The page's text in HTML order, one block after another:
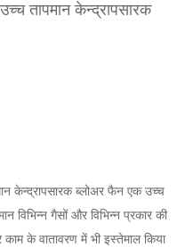
तापमान केन्द्रापसारक
केन्द्रापसारक ब्लोअर फैन एक उच्च
विभिन्न गैसों और विभिन्न प्रकार की
के वातावरण में भी इस्तेमाल किया